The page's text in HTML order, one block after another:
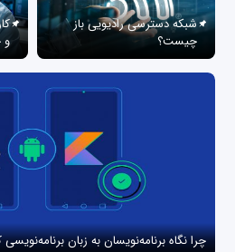
شبکه دسترسی رادیویی باز
چیست؟
و
چرا نگاه برنامه‌نویسان به زبان